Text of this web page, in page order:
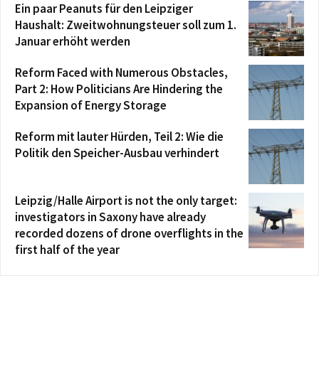
Ein paar Peanuts für den Leipziger
Haushalt: Zweitwohnungsteuer soll zum 1.
Januar erhöht werden
Reform Faced with Numerous Obstacles,
Part 2: How Politicians Are Hindering the
Expansion of Energy Storage
Reform mit lauter Hürden, Teil 2: Wie die
Politik den Speicher-Ausbau verhindert
Leipzig/Halle Airport is not the only target:
investigators in Saxony have already
recorded dozens of drone overflights in the
first half of the year